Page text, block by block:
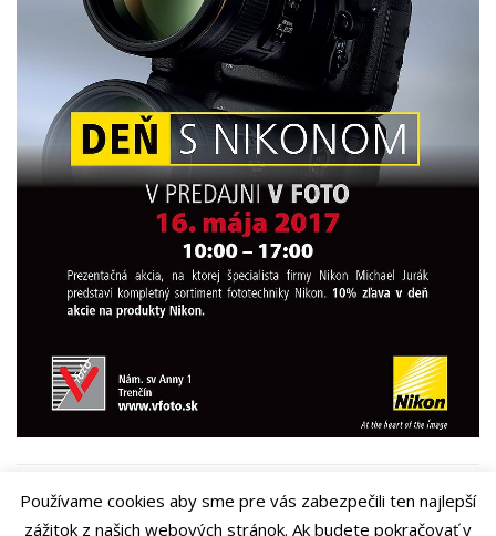
Používame cookies aby sme pre vás zabezpečili ten najlepší
zážitok z našich webových stránok. Ak budete pokračovať v